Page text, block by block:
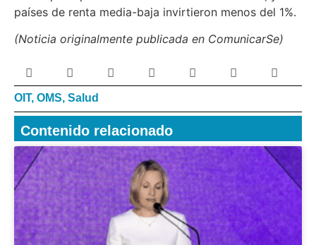
países de renta media-baja invirtieron menos del 1%.
(Noticia originalmente publicada en ComunicarSe)
OIT, OMS, Salud
Contenido relacionado